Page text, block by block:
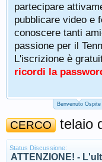
partecipare
pubblicare video e
conoscere tanti
passione per il
L'iscrizione è
ricordi la
Benvenuto Ospite
CERCO telaio
Status Discussione:
ATTENZIONE! -